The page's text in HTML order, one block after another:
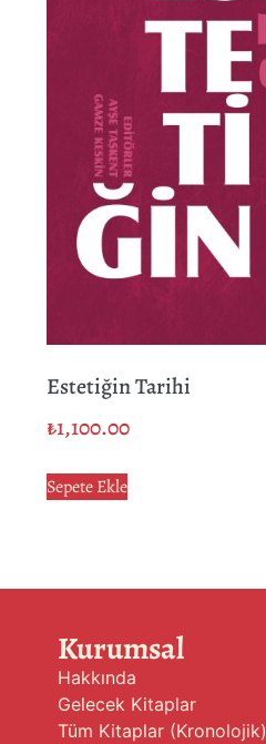
Estetiğin Tarihi
₺1,100.00
Sepete Ekle
Kurumsal
Hakkında
Gelecek Kitaplar
Tüm Kitaplar (Kronolojik)